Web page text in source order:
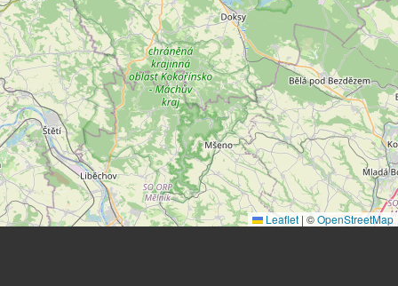
Leaflet | ©OpenStreetMap